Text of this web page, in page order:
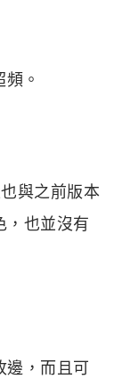
。
與之前版本
，也並沒有
邊，而且可